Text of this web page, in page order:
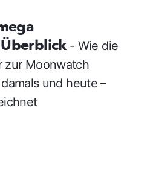
- Wie die
zur Moonwatch
und heute –